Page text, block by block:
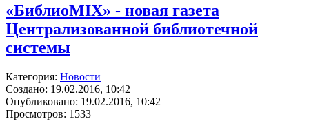
«БиблиоМIX» - новая газета
Централизованной библиотечной
системы
Категория: Новости
Создано: 19.02.2016, 10:42
Опубликовано: 19.02.2016, 10:42
Просмотров: 1533